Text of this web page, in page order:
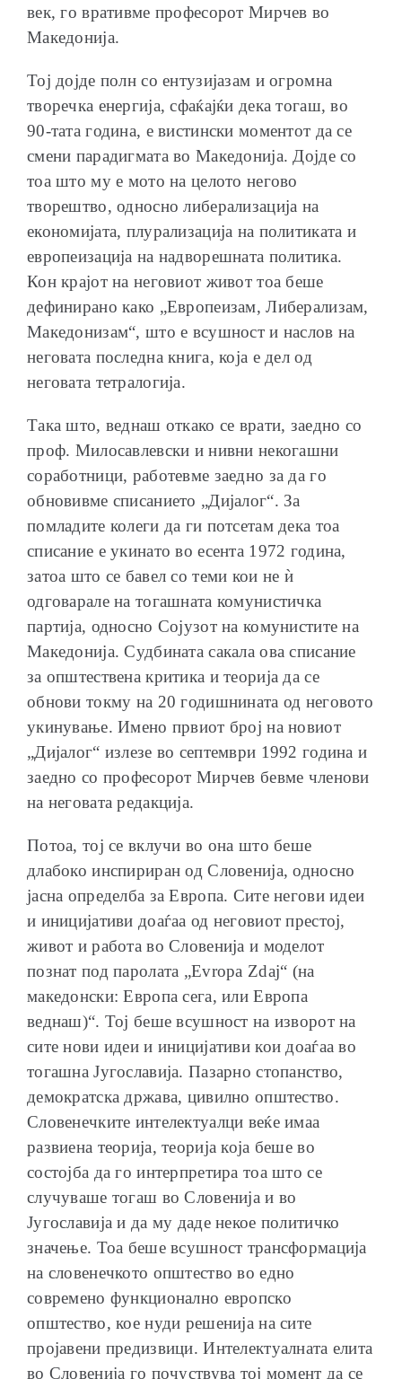
век, го вративме професорот Мирчев во
Македонија.
Тој дојде полн со ентузијазам и огромна
творечка енергија, сфаќајќи дека тогаш, во
90-тата година, е вистински моментот да се
смени парадигмата во Македонија. Дојде со
тоа што му е мото на целото негово
творештво, односно либерализација на
економијата, плурализација на политиката и
европеизација на надворешната политика.
Кон крајот на неговиот живот тоа беше
дефинирано како „Европеизам, Либерализам,
Македонизам“, што е всушност и наслов на
неговата последна книга, која е дел од
неговата тетралогија.
Така што, веднаш откако се врати, заедно со
проф. Милосавлевски и нивни некогашни
соработници, работевме заедно за да го
обновивме списанието „Дијалог“. За
помладите колеги да ги потсетам дека тоа
списание е укинато во есента 1972 година,
затоа што се бавел со теми кои не ѝ
одговарале на тогашната комунистичка
партија, односно Сојузот на комунистите на
Македонија. Судбината сакала ова списание
за општествена критика и теорија да се
обнови токму на 20 годишнината од неговото
укинување. Имено првиот број на новиот
„Дијалог“ излезе во септември 1992 година и
заедно со професорот Мирчев бевме членови
на неговата редакција.
Потоа, тој се вклучи во она што беше
длабоко инспириран од Словенија, односно
јасна определба за Европа. Сите негови идеи
и иницијативи доаѓаа од неговиот престој,
живот и работа во Словенија и моделот
познат под паролата „Evropa Zdaj“ (на
македонски: Европа сега, или Европа
веднаш)“. Тој беше всушност на изворот на
сите нови идеи и иницијативи кои доаѓаа во
тогашна Југославија. Пазарно стопанство,
демократска држава, цивилно општество.
Словенечките интелектуалци веќе имаа
развиена теорија, теорија која беше во
состојба да го интерпретира тоа што се
случуваше тогаш во Словенија и во
Југославија и да му даде некое политичко
значење. Тоа беше всушност трансформација
на словенечкото општество во едно
современо функционално европско
општество, кое нуди решенија на сите
пројавени предизвици. Интелектуалната елита
во Словенија го почуствува тој момент да се